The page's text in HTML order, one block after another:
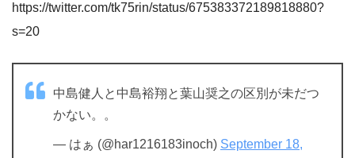
https://twitter.com/tk75rin/status/675383372189818880?
s=20
中島健人と中島裕翔と葉山奨之の区別が未だつ
かない。。
— はぁ (@har1216183inoch) September 18,